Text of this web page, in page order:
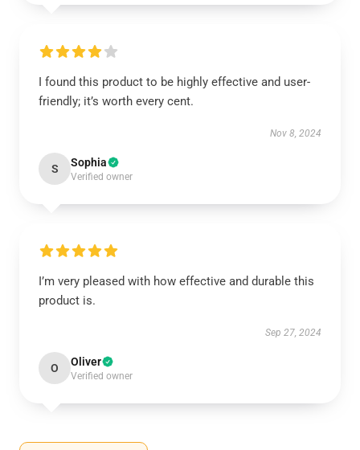
I found this product to be highly effective and user-
friendly; it’s worth every cent.
Nov 8, 2024
S Sophia
Verified owner
I’m very pleased with how effective and durable this
product is.
Sep 27, 2024
O Oliver
Verified owner